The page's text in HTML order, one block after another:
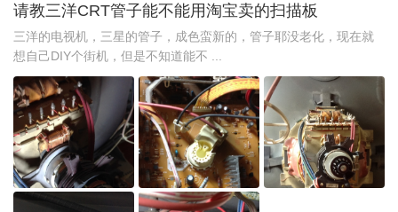
请教三洋CRT管子能不能用淘宝卖的扫描板
三洋的电视机，三星的管子，成色蛮新的，管子耶没老化，现在就
想自己DIY个街机，但是不知道能不 ...